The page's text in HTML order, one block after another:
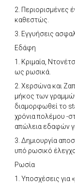
2. Περιορισμένες
καθεστώς.
3. Εγγυήσεις
Εδάφη
1. Κριμαία,
ως ρωσικά.
2. Χερσώνα και
μήκος των
διαμορφωθεί το
χρόνια πολέμου -
απώλεια εδαφών
3. Δημιουργία
υπό ρωσικό
Ρωσία
1. Υποσχέσεις για